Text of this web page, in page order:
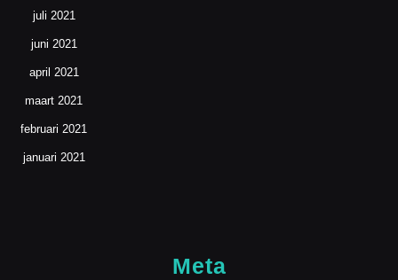
juli 2021
juni 2021
april 2021
maart 2021
februari 2021
januari 2021
Meta